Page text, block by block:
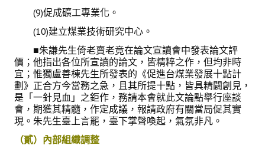
(9)促成礦工專業化。
(10)建立煤業技術研究中心。
■朱謙先生倚老賣老竟在論文宣讀會中發表論文評
價；他指出各位所宣讀的論文，皆精粹之作，但均非時
宜；惟獨盧善棟先生所發表的《促進台煤業發展十點計
劃》正合方今當務之急，且其所提十點，皆具精闢創見，
是「一針見血」之鉅作，務請本會就此文論點舉行座談
會，期獲其精髓，作定成議，報請政府有關當局促其實
現。朱先生臺上言罷，臺下掌聲喚起，氣氛非凡。
（貳）內部組織調整